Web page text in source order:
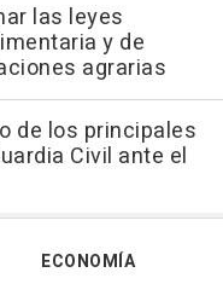
las leyes
y de
agrarias
de los principales
Civil ante el
ECONOMÍA